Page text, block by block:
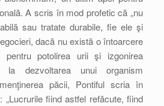
A scris în mod profetic că „nu
sau tratate durabile, fie ele şi
dacă nu există o întoarcere
pentru potolirea urii şi izgonirea
la dezvoltarea unui organism
păcii, Pontiful scria în
„Lucrurile fiind astfel refăcute, fiind